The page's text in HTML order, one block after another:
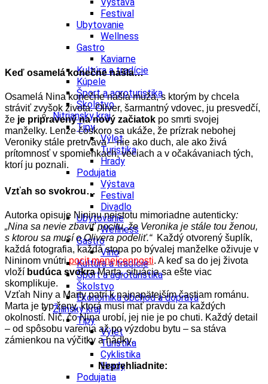
Festival
Ubytovanie
Wellness
Gastro
Kaviarne
Kultúra a tradície
Kúpele
Šport a agroturistika
Školstvo
Nitriansky kraj
Tipy
Výlet
Turistika
Hrady
Podujatia
Výstava
Festival
Divadlo
Ubytovanie
Wellness
Gastro
Víno
Kultúra a tradície
Šport a agroturistika
Školstvo
Ekonomika obchod a doprava
Žilinský kraj
Tipy
Výlet
Turistika
Cyklistika
Hrady
Podujatia
Keď osamelá konečne našla…
Osamelá Nina konečne našla muža, s ktorým by chcela
stráviť zvyšok života. Oliver, šarmantný vdovec, ju presvedčí,
že je pripravený na nový začiatok po smrti svojej
manželky. Lenže čoskoro sa ukáže, že prízrak nebohej
Veroniky stále pretrváva – nie ako duch, ale ako živá
prítomnosť v spomienkach, veciach a v očakávaniach tých,
ktorí ju poznali.
Vzťah so svokrou…
Autorka opisuje Nininu neistotu mimoriadne autenticky:
„Nina sa nevie zbaviť pocitu, že Veronika je stále tou ženou,
s ktorou sa musí o Olivera podeliť.“Každý otvorený šuplík,
každá fotografia, každá stopa po bývalej manželke oživuje v
Nininom vnútripocit menejcennosti. A keď sa do jej života
vloží budúca svokraMarta, situácia sa ešte viac
skomplikuje.
Vzťah Niny a Marty patrí k najnapätejším častiam románu.
Marta je typ ženy, ktorá musí mať pravdu za každých
okolností. Nič, čo Nina urobí, jej nie je po chuti. Každý detail
– od spôsobu varenia až po výzdobu bytu – sa stáva
zámienkou na výčitky a hádky.
Neprehliadnite: